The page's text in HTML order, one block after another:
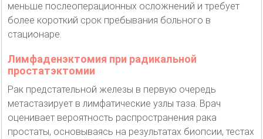
меньше послеоперационных осложнений и требует
более короткий срок пребывания больного в
стационаре.
Лимфаденэктомия при радикальной
простатэктомии
Рак предстательной железы в первую очередь
метастазирует в лимфатические узлы таза. Врач
оценивает вероятность распространения рака
простаты, основываясь на результатах биопсии, тестах